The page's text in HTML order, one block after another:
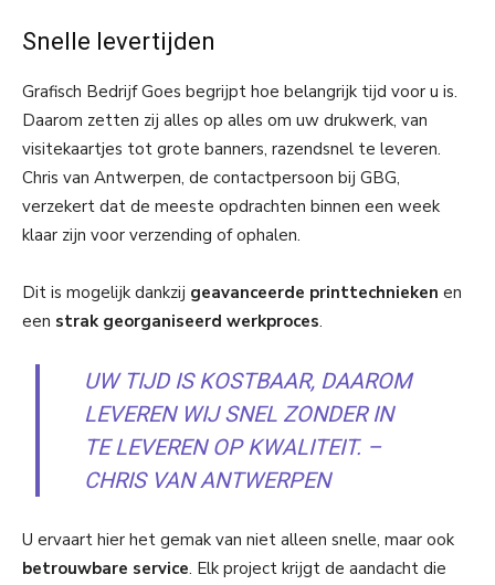
Snelle levertijden
Grafisch Bedrijf Goes begrijpt hoe belangrijk tijd voor u is.
Daarom zetten zij alles op alles om uw drukwerk, van
visitekaartjes tot grote banners, razendsnel te leveren.
Chris van Antwerpen, de contactpersoon bij GBG,
verzekert dat de meeste opdrachten binnen een week
klaar zijn voor verzending of ophalen.
Dit is mogelijk dankzij geavanceerde printtechnieken en
een strak georganiseerd werkproces.
UW TIJD IS KOSTBAAR, DAAROM
LEVEREN WIJ SNEL ZONDER IN
TE LEVEREN OP KWALITEIT. –
CHRIS VAN ANTWERPEN
U ervaart hier het gemak van niet alleen snelle, maar ook
betrouwbare service. Elk project krijgt de aandacht die